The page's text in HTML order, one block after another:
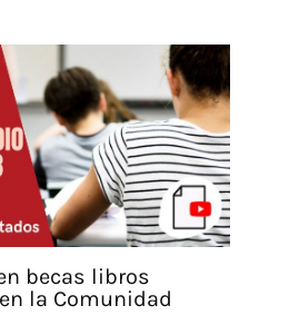
becas libros
la Comunidad